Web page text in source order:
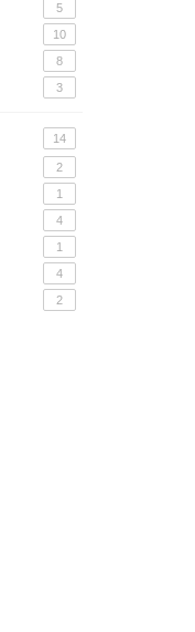
5
10
8
3
14
2
1
4
1
4
2